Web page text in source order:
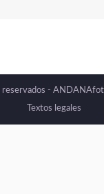
-
Textos legales